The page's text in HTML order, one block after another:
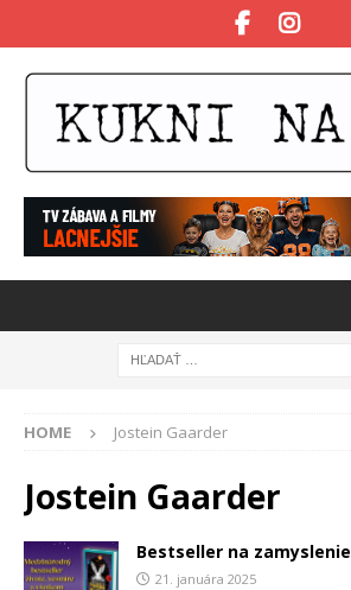
HOME Jostein Gaarder
Jostein Gaarder
Bestseller na zamyslenie
21. januára 2025